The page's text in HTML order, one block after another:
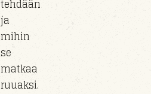
tehdään
ja
mihin
se
matkaa
ruuaksi.